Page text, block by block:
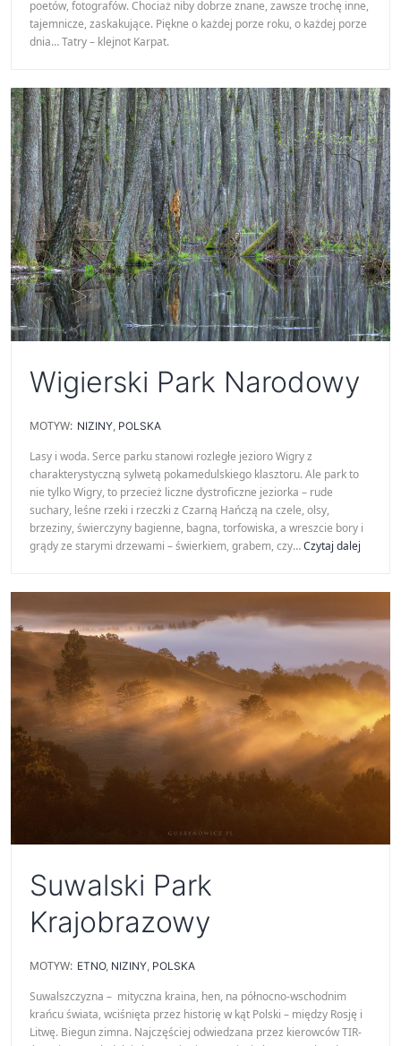
poetów, fotografów. Chociaż niby dobrze znane, zawsze trochę inne,
tajemnicze, zaskakujące. Piękne o każdej porze roku, o każdej porze
dnia… Tatry – klejnot Karpat.
Wigierski Park Narodowy
MOTYW: NIZINY POLSKA
Lasy i woda. Serce parku stanowi rozległe jezioro Wigry z
charakterystyczną sylwetą pokamedulskiego klasztoru. Ale park to
nie tylko Wigry, to przecież liczne dystroficzne jeziorka – rude
suchary, leśne rzeki i rzeczki z Czarną Hańczą na czele, olsy,
brzeziny, świerczyny bagienne, bagna, torfowiska, a wreszcie bory i
grądy ze starymi drzewami – świerkiem, grabem, czy…Czytaj dalej
Suwalski Park
Krajobrazowy
MOTYW: ETNO, NIZINY, POLSKA
Suwalszczyzna – mityczna kraina, hen, na północno-wschodnim
krańcu świata, wciśnięta przez historię w kąt Polski – między Rosję i
Litwę. Biegun zimna. Najczęściej odwiedzana przez kierowców TIR-